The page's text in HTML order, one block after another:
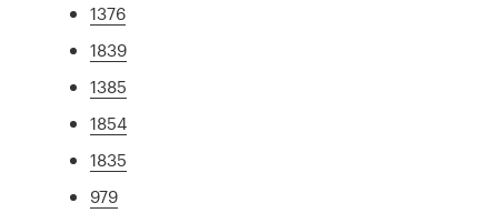
1376
1839
1385
1854
1835
979